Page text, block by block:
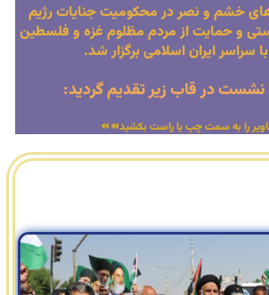
خشم و نصر در محکومیت جنایات رژیم
و حمایت از مردم مظلوم غزه و فلسطین
سراسر ایران اسلامی برگزار شد.
نشست در قاب زیر تقدیم گردید:
را به سمت چپ یا راست بکشید⏪⏪